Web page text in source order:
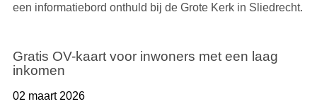
een informatiebord onthuld bij de Grote Kerk in Sliedrecht.
Gratis OV-kaart voor inwoners met een laag
inkomen
02 maart 2026